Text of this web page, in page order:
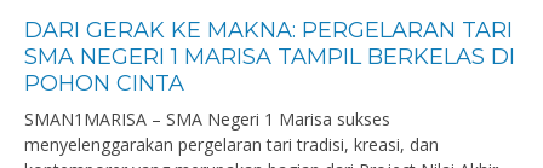
DARI GERAK KE MAKNA: PERGELARAN TARI
SMA NEGERI 1 MARISA TAMPIL BERKELAS DI
POHON CINTA
SMAN1MARISA – SMA Negeri 1 Marisa sukses
menyelenggarakan pergelaran tari tradisi, kreasi, dan